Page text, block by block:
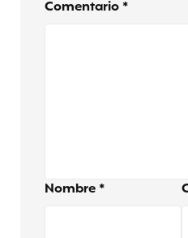
Comentario *
Nombre *